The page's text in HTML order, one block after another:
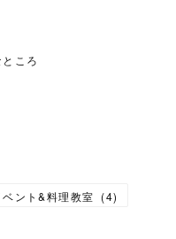
ころ
ント&料理教室 (4)